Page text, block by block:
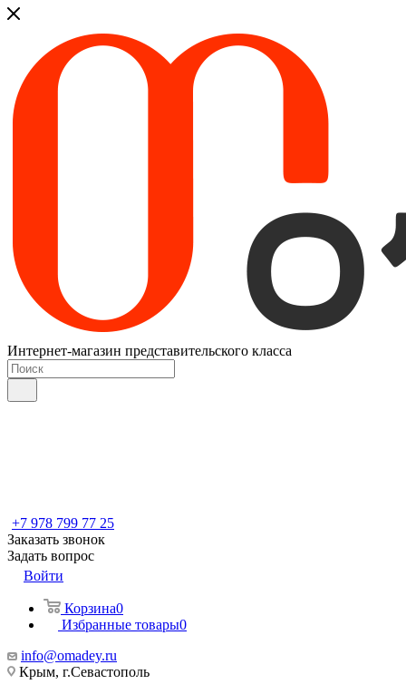
Интернет-магазин представительского класса
+7 978 799 77 25
Заказать звонок
Задать вопрос
Войти
Корзина0
Избранные товары0
info@omadey.ru
Крым, г.Севастополь